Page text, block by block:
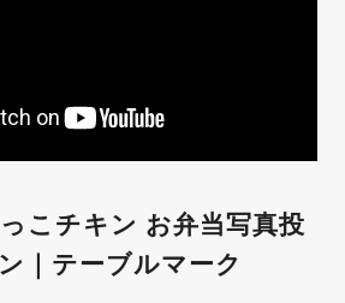
こチキン お弁当写真投
｜テーブルマーク